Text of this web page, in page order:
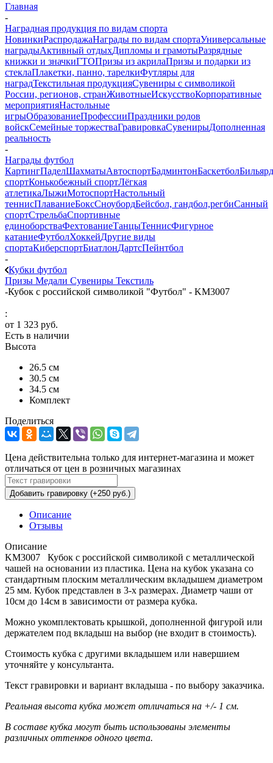
Главная
-
Наградная продукция по видам спорта
НовинкиРаспродажаНаграды по видам спортаУниверсальные
наградыАктивный отдыхДипломы и грамотыРазрядные
книжки и значкиГТОПризы из акрилаПризы и подарки из
стеклаПлакетки, панно, тарелкиФутляры для
наградТекстильная продукцияСувениры с символикой
России, регионов, странЖивотныеИскусствоКорпоративные
мероприятияНастольные
игрыОбразованиеПрофессииПраздники родов
войскСемейные торжестваГравировкаСувенирыДополненная
реальность
-
Награды футбол
КартингПаделШахматыАвтоспортБадминтонБаскетболБильярд
спортКонькобежный спортЛёгкая
атлетикаЛыжиМотоспортНастольный
теннисПлаваниеБоксСноубордБейсбол, гандбол,регбиСанный
спортСтрельбаСпортивные
единоборстваФехтованиеТанцыТеннисФигурное
катаниеФутболХоккейДругие виды
спортаКиберспортБиатлонДартсПейнтбол
-
Кубки футбол
Призы Медали Сувениры Текстиль
-Кубок с российской символикой "Футбол" - KM3007
:
от 1 323 руб.
Есть в наличии
Высота
26.5 см
30.5 см
34.5 см
Комплект
Поделиться
Цена действительна только для интернет-магазина и может
отличаться от цен в розничных магазинах
Добавить гравировку (+250 руб.)
Описание
Отзывы
Описание
KM3007 Кубок с российской символикой с металлической
чашей на основании из пластика. Цена на кубок указана со
стандартным плоским металлическим вкладышем диаметром
25 мм. Кубок представлен в 3-х размерах. Диаметр чаши от
10см до 14см в зависимости от размера кубка.
Можно укомплектовать крышкой, дополненной фигурой или
держателем под вкладыш на выбор (не входит в стоимость).
Стоимость кубка с другими вкладышем или навершием
уточняйте у консультанта.
Текст гравировки и вариант вкладыша - по выбору заказчика.
Реальная высота кубка может отличаться на +/- 1 см.
В составе кубка могут быть использованы элементы
различных оттенков одного цвета.